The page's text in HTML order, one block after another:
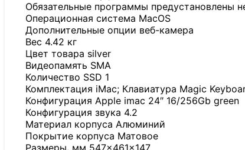
Обязательные программы предустановлены
Операционная система MacOS
Дополнительные опции веб-камера
Вес 4.42 кг
Цвет товара silver
Видеопамять SMA
Количество SSD 1
Комплектация iMac; Клавиатура Magic
Конфигурация Apple imac 24″ 16/256Gb green
Конфигурация звука 4.2
Материал корпуса Алюминий
Покрытие корпуса Матовое
Размеры, мм 547×461×147